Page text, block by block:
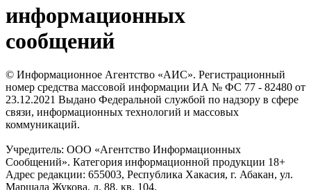
информационных
сообщений
© Информационное Агентство «АИС». Регистрационный
номер средства массовой информации ИА № ФС 77 - 82480 от
23.12.2021 Выдано Федеральной службой по надзору в сфере
связи, информационных технологий и массовых
коммуникаций.
Учредитель: ООО «Агентство Информационных
Сообщений». Категория информационной продукции 18+
Адрес редакции: 655003, Республика Хакасия, г. Абакан, ул.
Маршала Жукова, д. 88, кв. 104.